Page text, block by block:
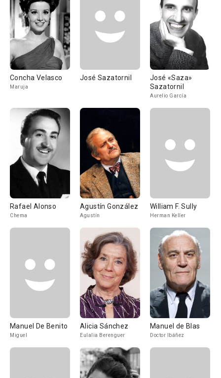
Concha Velasco
Maruja
José Sazatornil
José «Saza»
Sazatornil
Aurelio García
Rafael Alonso
Chema
Agustín González
Agustín
William F. Sully
Herman Keller
Manuel De Benito
Miguel
Alicia Sánchez
Eulalia Berenguer
Manuel de Blas
Doctor Ibáñez